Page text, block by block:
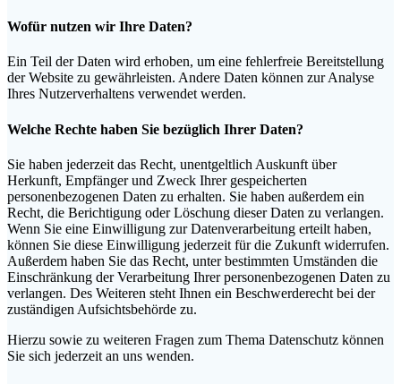
Wofür nutzen wir Ihre Daten?
Ein Teil der Daten wird erhoben, um eine fehlerfreie Bereitstellung
der Website zu gewährleisten. Andere Daten können zur Analyse
Ihres Nutzerverhaltens verwendet werden.
Welche Rechte haben Sie bezüglich Ihrer Daten?
Sie haben jederzeit das Recht, unentgeltlich Auskunft über
Herkunft, Empfänger und Zweck Ihrer gespeicherten
personenbezogenen Daten zu erhalten. Sie haben außerdem ein
Recht, die Berichtigung oder Löschung dieser Daten zu verlangen.
Wenn Sie eine Einwilligung zur Datenverarbeitung erteilt haben,
können Sie diese Einwilligung jederzeit für die Zukunft widerrufen.
Außerdem haben Sie das Recht, unter bestimmten Umständen die
Einschränkung der Verarbeitung Ihrer personenbezogenen Daten zu
verlangen. Des Weiteren steht Ihnen ein Beschwerderecht bei der
zuständigen Aufsichtsbehörde zu.
Hierzu sowie zu weiteren Fragen zum Thema Datenschutz können
Sie sich jederzeit an uns wenden.